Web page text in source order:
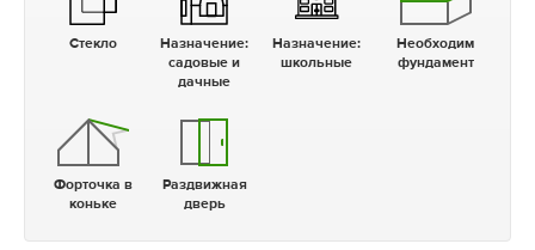
Стекло
Назначение:
садовые и
дачные
Назначение:
школьные
Необходим
фундамент
Форточка в
коньке
Раздвижная
дверь